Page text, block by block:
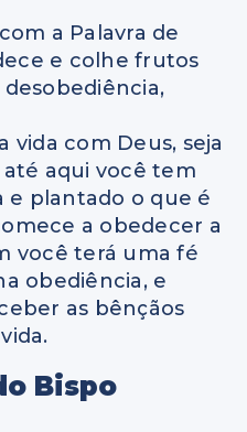
a Palavra de
e colhe frutos
vida com Deus, seja
aqui você tem
e plantado o que é
a obedecer a
você terá uma fé
obediência, e
as bênçãos
Bispo